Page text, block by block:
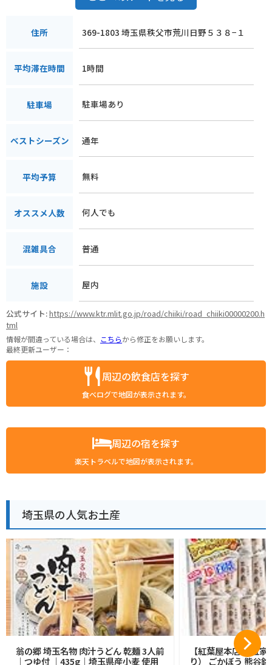
住所 369-1803 埼玉県秩父市荒川日野５３８−１
平均滞在時間 1時間
駐車場 駐車場あり
ベストシーズン 通年
平均予算 無料
オススメ人数 何人でも
混雑具合 普通
施設 屋内
公式サイト:https://www.ktr.mlit.go.jp/road/chiiki/road_chiiki00000200.h
tml
情報が間違っている場合は、 こちらから修正をお願いします。
最終更新ユーザー：
周辺の飲食店を探す
食べログで地図が表示されます。
周辺の宿を探す
楽天トラベルで地図が表示されます。
埼玉県の人気お土産
翁の郷 埼玉名物 肉汁うどん 乾麺 3人前
｜つゆ付 ｜435g｜埼玉県産小麦 使用
【紅葉屋本店】 五
り） ごかぼう 熊谷